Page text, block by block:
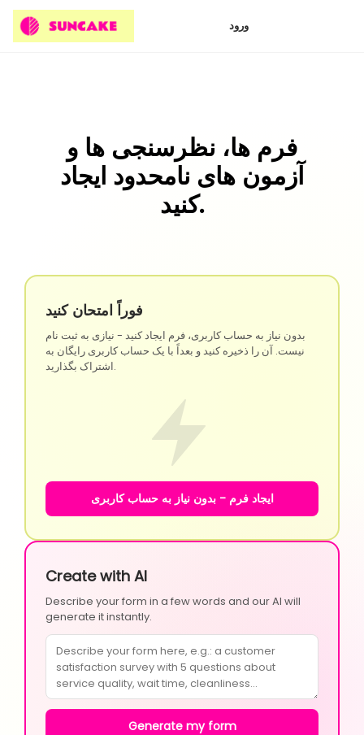
ورود
فرم ها، نظرسنجی ها و
آزمون های نامحدود ایجاد
کنید.
فوراً امتحان کنید
بدون نیاز به حساب کاربری، فرم ایجاد کنید - نیازی به ثبت نام
نیست. آن را ذخیره کنید و بعداً با یک حساب کاربری رایگان به
اشتراک بگذارید.
ایجاد فرم - بدون نیاز به حساب کاربری
Create with AI
Describe your form in a few words and our AI will
generate it instantly.
Generate my form